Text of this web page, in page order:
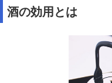
酒の効用とは